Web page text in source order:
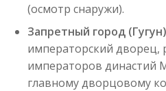
(осмотр снаружи).
Запретный город (Гугун)
императорский дворец,
императоров династий
главному дворцовому